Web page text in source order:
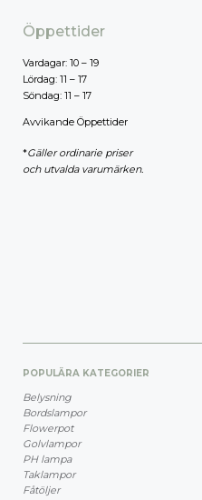
Öppettider
Vardagar: 10 – 19
Lördag: 11 – 17
Söndag: 11 – 17
Avvikande Öppettider
*Gäller ordinarie priser
och utvalda varumärken.
POPULÄRA KATEGORIER
Belysning
Bordslampor
Flowerpot
Golvlampor
PH lampa
Taklampor
Fåtöljer